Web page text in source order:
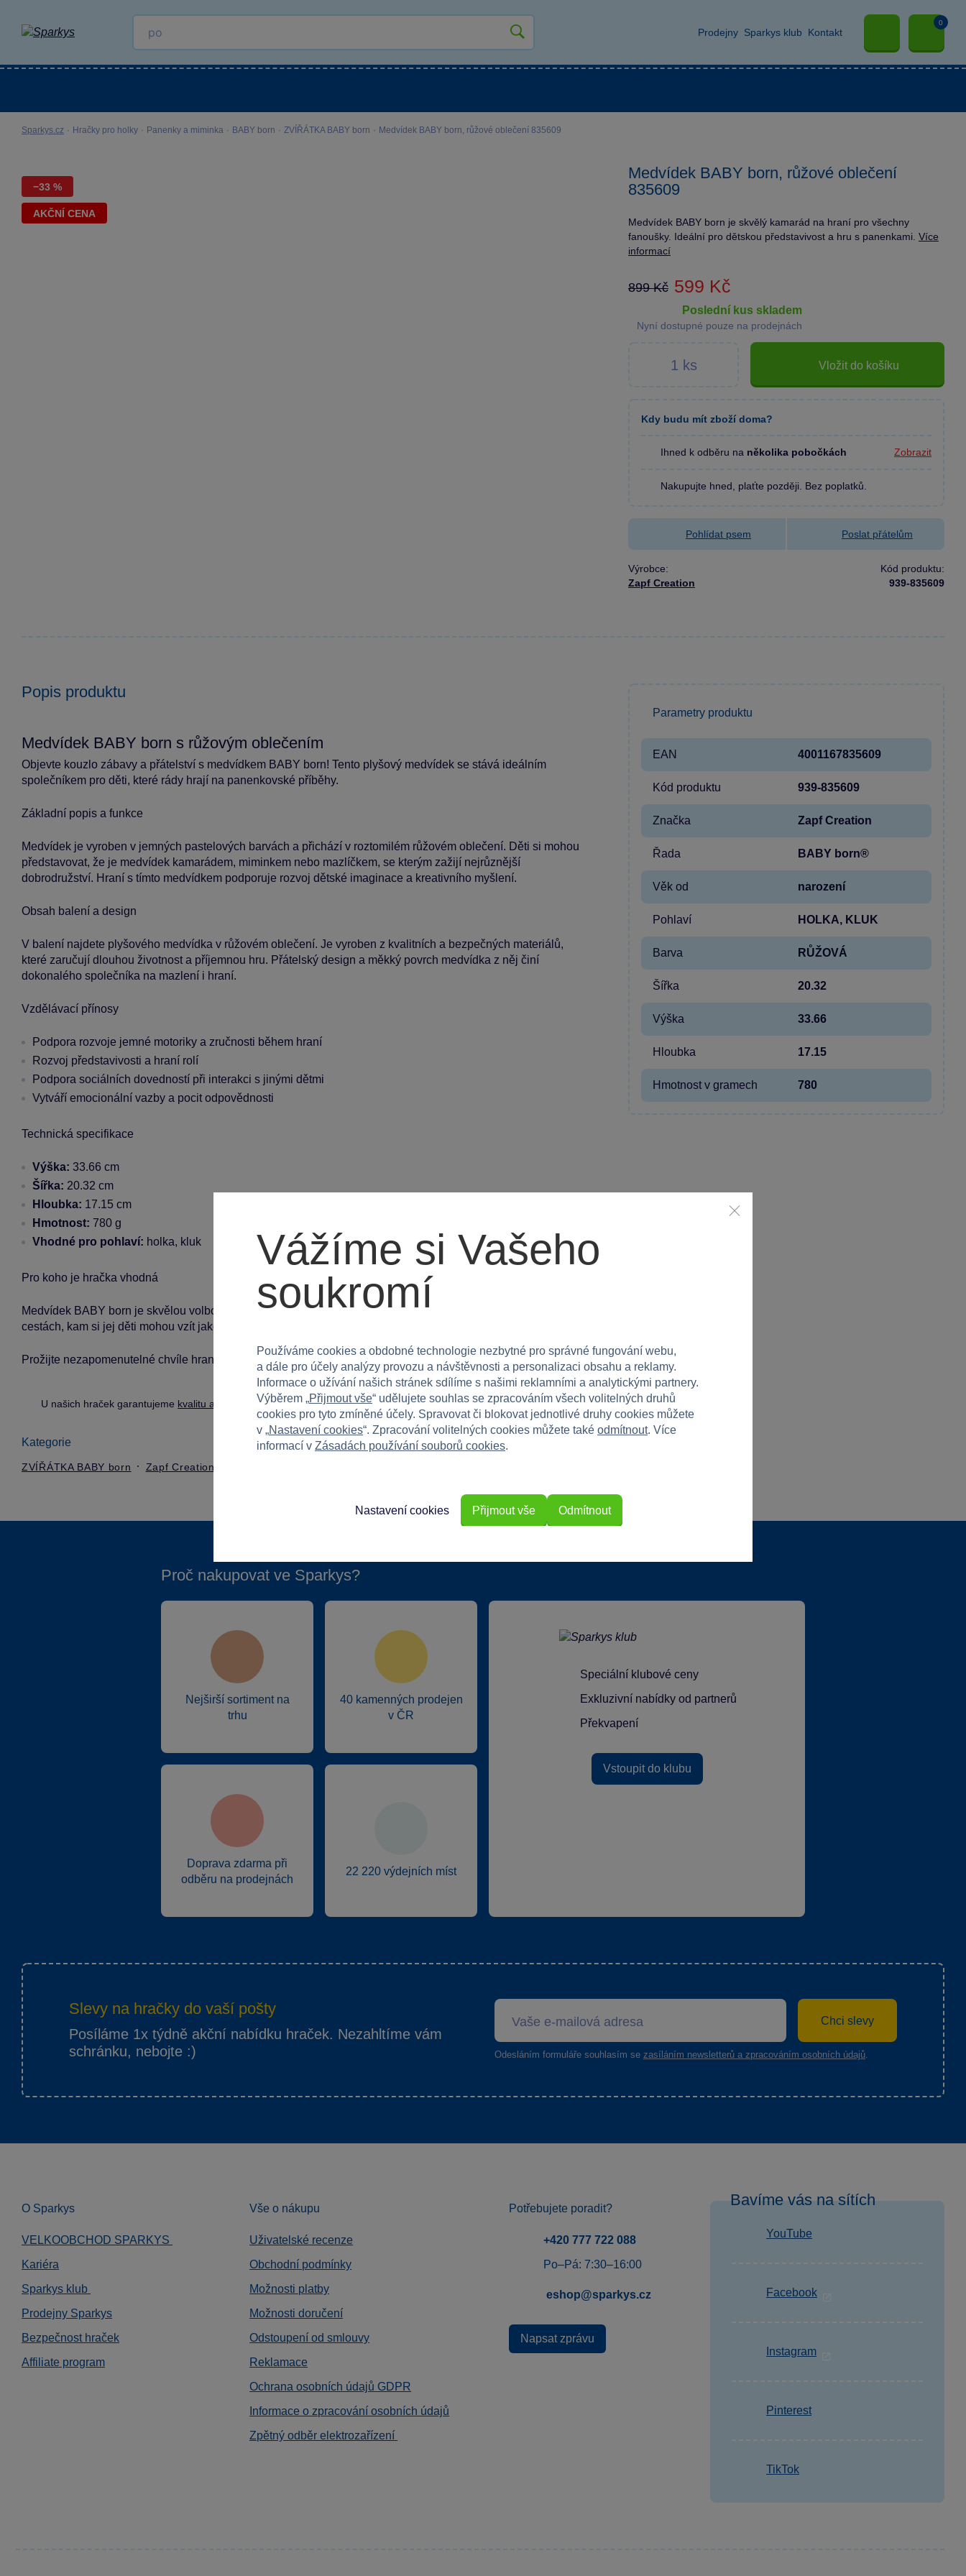
Prodejny Sparkys klub Kontakt
0
Sparkys.cz · Hračky pro holky · Panenky a miminka · BABY born · ZVÍŘÁTKA BABY born · Medvídek BABY born, růžové oblečení 835609
−33 %
AKČNÍ CENA
Medvídek BABY born, růžové oblečení
835609
Medvídek BABY born je skvělý kamarád na hraní pro všechny
fanoušky. Ideální pro dětskou představivost a hru s panenkami. Více
informací
899 Kč 599 Kč
poslední kus skladem
Nyní dostupné pouze na prodejnách
Vložit do košíku
Kdy budu mít zboží doma?
Ihned k odběru na několika pobočkách Zobrazit
Nakupujte hned, plaťte později. Bez poplatků.
Pohlídat psem Poslat přátelům
Výrobce:
Zapf Creation
Kód produktu:
939-835609
Popis produktu
Medvídek BABY born s růžovým oblečením
Objevte kouzlo zábavy a přátelství s medvídkem BABY born! Tento plyšový medvídek se stává ideálním
společníkem pro děti, které rády hrají na panenkovské příběhy.
Základní popis a funkce
Medvídek je vyroben v jemných pastelových barvách a přichází v roztomilém růžovém oblečení. Děti si mohou
představovat, že je medvídek kamarádem, miminkem nebo mazlíčkem, se kterým zažijí nejrůznější
dobrodružství. Hraní s tímto medvídkem podporuje rozvoj dětské imaginace a kreativního myšlení.
Obsah balení a design
V balení najdete plyšového medvídka v růžovém oblečení. Je vyroben z kvalitních a bezpečných materiálů,
které zaručují dlouhou životnost a příjemnou hru. Přátelský design a měkký povrch medvídka z něj činí
dokonalého společníka na mazlení i hraní.
Vzdělávací přínosy
Podpora rozvoje jemné motoriky a zručnosti během hraní
Rozvoj představivosti a hraní rolí
Podpora sociálních dovedností při interakci s jinými dětmi
Vytváří emocionální vazby a pocit odpovědnosti
Technická specifikace
Výška: 33.66 cm
Šířka: 20.32 cm
Hloubka: 17.15 cm
Hmotnost: 780 g
Vhodné pro pohlaví: holka, kluk
Pro koho je hračka vhodná
Medvídek BABY born je skvělou volbou pro děti od 3 let, vhodný pro kluky i holky. Je ideální pro hru doma i na
cestách, kam si jej děti mohou vzít jako společníka.
Prožijte nezapomenutelné chvíle hraní s medvídkem BABY born – spolehlivým kamarádem pro každé dítě!
U našich hraček garantujeme kvalitu a bezpečnost.
Kategorie
ZVÍŘÁTKA BABY born Zapf Creation
Parametry produktu
EAN 4001167835609
Kód produktu 939-835609
Značka Zapf Creation
Řada BABY born®
Věk od narození
Pohlaví HOLKA, KLUK
Barva RŮŽOVÁ
Šířka 20.32
Výška 33.66
Hloubka 17.15
Hmotnost v gramech 780
Proč nakupovat ve Sparkys?
Nejširší sortiment na
trhu
40 kamenných prodejen
v ČR
Doprava zdarma při
odběru na prodejnách
22 220 výdejních míst
Speciální klubové ceny
Exkluzivní nabídky od partnerů
Překvapení
Vstoupit do klubu
Slevy na hračky do vaší pošty
Posíláme 1x týdně akční nabídku hraček. Nezahltíme vám
schránku, nebojte :)
Chci slevy
Odesláním formuláře souhlasím se zasíláním newsletterů a zpracováním osobních údajů
O Sparkys
VELKOOBCHOD SPARKYS
Kariéra
Sparkys klub
Prodejny Sparkys
Bezpečnost hraček
Affiliate program
Vše o nákupu
Uživatelské recenze
Obchodní podmínky
Možnosti platby
Možnosti doručení
Odstoupení od smlouvy
Reklamace
Ochrana osobních údajů GDPR
Informace o zpracování osobních údajů
Zpětný odběr elektrozařízení
Potřebujete poradit?
+420 777 722 088
Po–Pá: 7:30–16:00
eshop@sparkys.cz
Napsat zprávu
Bavíme vás na sítích
YouTube
Facebook
Instagram
Pinterest
TikTok
Vážíme si Vašeho
soukromí
Používáme cookies a obdobné technologie nezbytné pro správné fungování webu,
a dále pro účely analýzy provozu a návštěvnosti a personalizaci obsahu a reklamy.
Informace o užívání našich stránek sdílíme s našimi reklamními a analytickými partnery.
Výběrem „Přijmout vše“ udělujete souhlas se zpracováním všech volitelných druhů
cookies pro tyto zmíněné účely. Spravovat či blokovat jednotlivé druhy cookies můžete
v „Nastavení cookies“. Zpracování volitelných cookies můžete také odmítnout. Více
informací v Zásadách používání souborů cookies.
Odmítnout
Nastavení cookies Přijmout vše